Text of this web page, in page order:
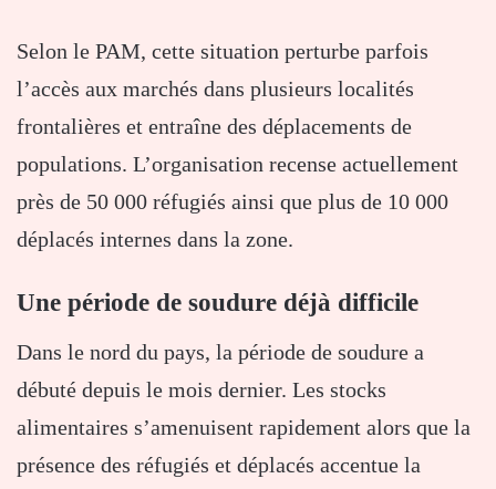
Selon le PAM, cette situation perturbe parfois
l’accès aux marchés dans plusieurs localités
frontalières et entraîne des déplacements de
populations. L’organisation recense actuellement
près de 50 000 réfugiés ainsi que plus de 10 000
déplacés internes dans la zone.
Une période de soudure déjà difficile
Dans le nord du pays, la période de soudure a
débuté depuis le mois dernier. Les stocks
alimentaires s’amenuisent rapidement alors que la
présence des réfugiés et déplacés accentue la